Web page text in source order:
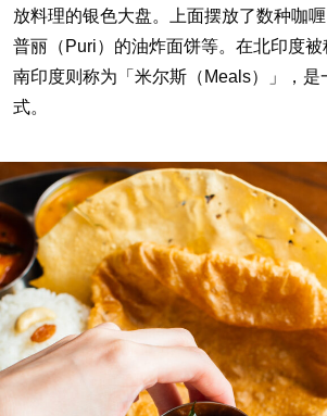
放料理的银色大盘。上面摆放了数种咖
普丽（Puri）的油炸面饼等。在北印度
南印度则称为「米尔斯（Meals）」，是
式。